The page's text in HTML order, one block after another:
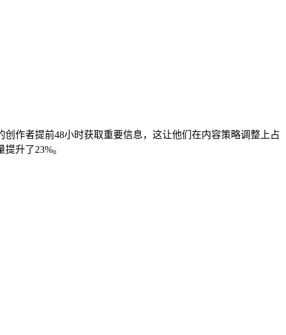
作者提前48小时获取重要信息，这让他们在内容策略调整上占
升了23%。